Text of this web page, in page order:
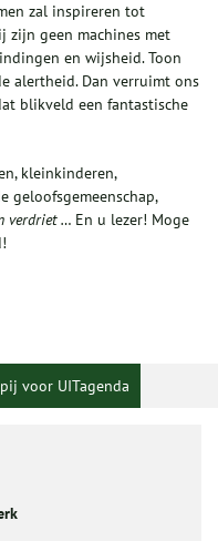
zal inspireren tot
zijn geen machines met
en wijsheid. Toon
alertheid. Dan verruimt ons
blikveld een fantastische
kleinkinderen,
geloofsgemeenschap,
verdriet … En u lezer! Moge
voor UITagenda